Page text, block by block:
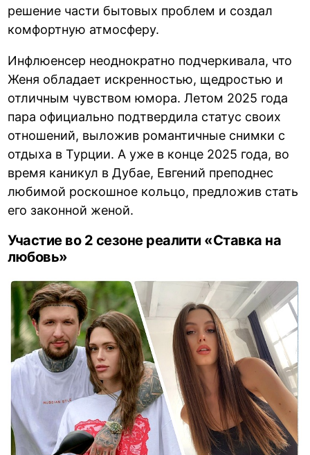
решение части бытовых проблем и создал
комфортную атмосферу.
Инфлюенсер неоднократно подчеркивала, что
Женя обладает искренностью, щедростью и
отличным чувством юмора. Летом 2025 года
пара официально подтвердила статус своих
отношений, выложив романтичные снимки с
отдыха в Турции. А уже в конце 2025 года, во
время каникул в Дубае, Евгений преподнес
любимой роскошное кольцо, предложив стать
его законной женой.
Участие во 2 сезоне реалити «Ставка на
любовь»